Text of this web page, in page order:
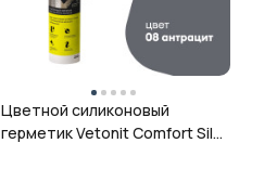
Цветной силиконовый
герметик Vetonit Comfort Sil,